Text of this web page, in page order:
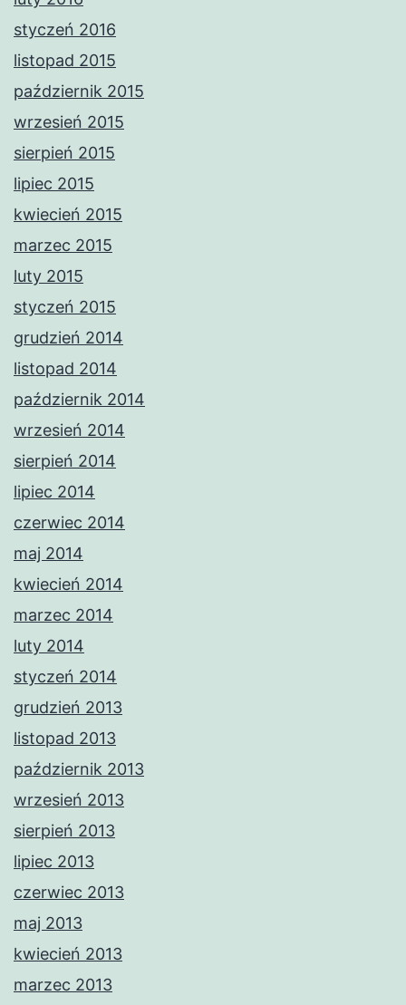
styczeń 2016
listopad 2015
październik 2015
wrzesień 2015
sierpień 2015
lipiec 2015
kwiecień 2015
marzec 2015
luty 2015
styczeń 2015
grudzień 2014
listopad 2014
październik 2014
wrzesień 2014
sierpień 2014
lipiec 2014
czerwiec 2014
maj 2014
kwiecień 2014
marzec 2014
luty 2014
styczeń 2014
grudzień 2013
listopad 2013
październik 2013
wrzesień 2013
sierpień 2013
lipiec 2013
czerwiec 2013
maj 2013
kwiecień 2013
marzec 2013